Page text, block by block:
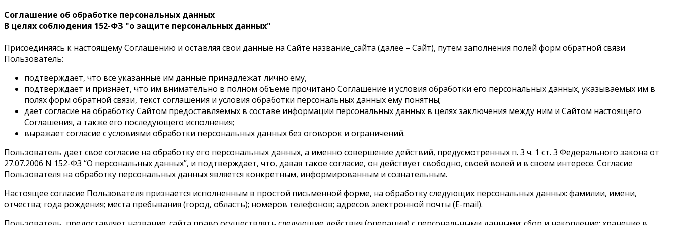
Соглашение об обработке персональных данных
В целях соблюдения 152-ФЗ "о защите персональных данных"
Присоединяясь к настоящему Соглашению и оставляя свои данные на Сайте название_сайта (далее – Сайт), путем заполнения полей форм обратной связи
Пользователь:
подтверждает, что все указанные им данные принадлежат лично ему,
подтверждает и признает, что им внимательно в полном объеме прочитано Соглашение и условия обработки его персональных данных, указываемых им в
полях форм обратной связи, текст соглашения и условия обработки персональных данных ему понятны;
дает согласие на обработку Сайтом предоставляемых в составе информации персональных данных в целях заключения между ним и Сайтом настоящего
Соглашения, а также его последующего исполнения;
выражает согласие с условиями обработки персональных данных без оговорок и ограничений.
Пользователь дает свое согласие на обработку его персональных данных, а именно совершение действий, предусмотренных п. 3 ч. 1 ст. 3 Федерального закона от
27.07.2006 N 152-ФЗ “О персональных данных”, и подтверждает, что, давая такое согласие, он действует свободно, своей волей и в своем интересе. Согласие
Пользователя на обработку персональных данных является конкретным, информированным и сознательным.
Настоящее согласие Пользователя признается исполненным в простой письменной форме, на обработку следующих персональных данных: фамилии, имени,
отчества; года рождения; места пребывания (город, область); номеров телефонов; адресов электронной почты (E-mail).